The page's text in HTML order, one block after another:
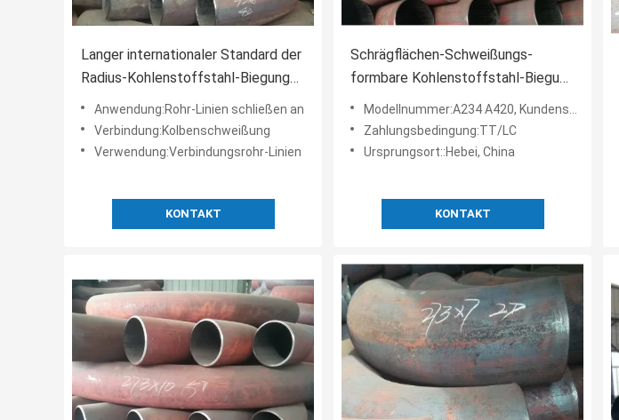
Langer internationaler Standard der
Radius-Kohlenstoffstahl-Biegungs-
90 des Grad-2.5D 3D 5D
Anwendung:Rohr-Linien schließen an
Verbindung:Kolbenschweißung
Verwendung:Verbindungsrohr-Linien
KONTAKT
Schrägflächen-Schweißungs-
formbare Kohlenstoffstahl-Biegung
Asme B16.49 3D 5D kundengerecht
Modellnummer:A234 A420, Kundenspezifisch
Zahlungsbedingung:TT/LC
Ursprungsort::Hebei, China
KONTAKT